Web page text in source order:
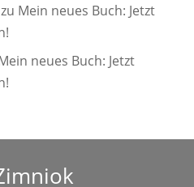
zu Mein neues Buch: Jetzt
neues Buch: Jetzt